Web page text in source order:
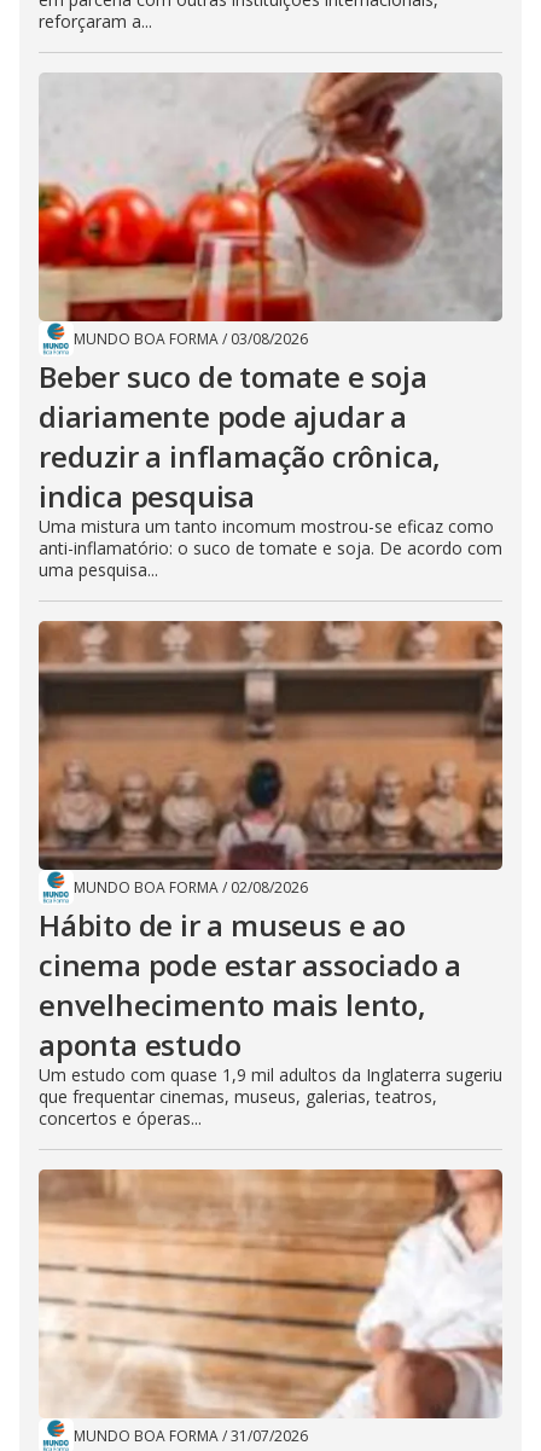
reforçaram a...
MUNDO BOA FORMA/ 03/08/2026
Beber suco de tomate e soja
diariamente pode ajudar a
reduzir a inflamação crônica,
indica pesquisa
Uma mistura um tanto incomum mostrou-se eficaz como
anti-inflamatório: o suco de tomate e soja. De acordo com
uma pesquisa...
MUNDO BOA FORMA/ 02/08/2026
Hábito de ir a museus e ao
cinema pode estar associado a
envelhecimento mais lento,
aponta estudo
Um estudo com quase 1,9 mil adultos da Inglaterra sugeriu
que frequentar cinemas, museus, galerias, teatros,
concertos e óperas...
MUNDO BOA FORMA/31/07/2026